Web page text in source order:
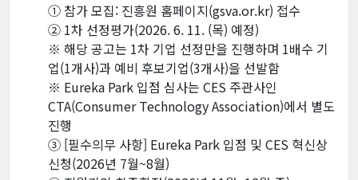
① 참가 모집: 진흥원 홈페이지(gsva.or.kr) 접수
② 1차 선정평가(2026. 6. 11. (목) 예정)
※ 해당 공고는 1차 기업 선정만을 진행하며 1배수 기
업(1개사)과 예비 후보기업(3개사)을 선발함
※ Eureka Park 입점 심사는 CES 주관사인
CTA(Consumer Technology Association)에서 별도
진행
③ [필수의무 사항] Eureka Park 입점 및 CES 혁신상
신청(2026년 7월~8월)